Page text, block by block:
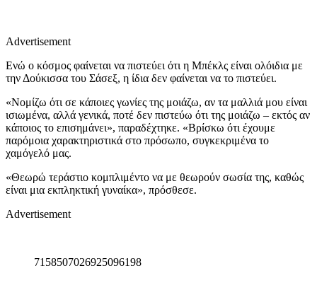
Advertisement
Ενώ ο κόσμος φαίνεται να πιστεύει ότι η Μπέκλς είναι ολόιδια με
την Δούκισσα του Σάσεξ, η ίδια δεν φαίνεται να το πιστεύει.
«Νομίζω ότι σε κάποιες γωνίες της μοιάζω, αν τα μαλλιά μου είναι
ισιωμένα, αλλά γενικά, ποτέ δεν πιστεύω ότι της μοιάζω – εκτός αν
κάποιος το επισημάνει», παραδέχτηκε. «Βρίσκω ότι έχουμε
παρόμοια χαρακτηριστικά στο πρόσωπο, συγκεκριμένα το
χαμόγελό μας.
«Θεωρώ τεράστιο κομπλιμέντο να με θεωρούν σωσία της, καθώς
είναι μια εκπληκτική γυναίκα», πρόσθεσε.
Advertisement
7158507026925096198